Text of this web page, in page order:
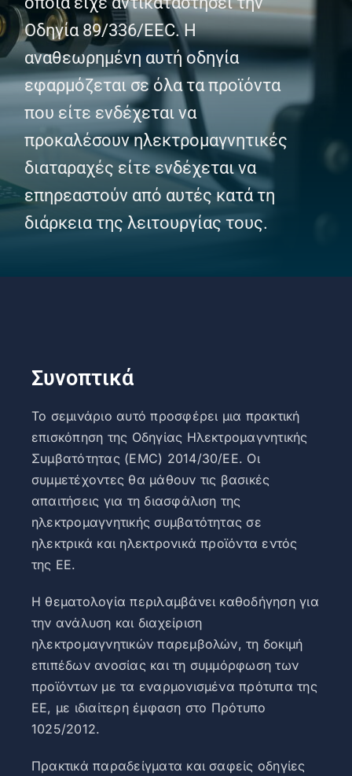
ΕΠΙΚΟΙΝΩΝΙΑ
GR
EN
Οδηγία 89/336/EEC. Η
αναθεωρημένη αυτή οδηγία
εφαρμόζεται σε όλα τα προϊόντα
που είτε ενδέχεται να
προκαλέσουν ηλεκτρομαγνητικές
διαταραχές είτε ενδέχεται να
επηρεαστούν από αυτές κατά τη
διάρκεια της λειτουργίας τους.
Συνοπτικά
Το σεμινάριο αυτό προσφέρει μια πρακτική
επισκόπηση της Οδηγίας Ηλεκτρομαγνητικής
Συμβατότητας (EMC) 2014/30/ΕΕ. Οι
συμμετέχοντες θα μάθουν τις βασικές
απαιτήσεις για τη διασφάλιση της
ηλεκτρομαγνητικής συμβατότητας σε
ηλεκτρικά και ηλεκτρονικά προϊόντα εντός
της ΕΕ.
Η θεματολογία περιλαμβάνει καθοδήγηση για
την ανάλυση και διαχείριση
ηλεκτρομαγνητικών παρεμβολών, τη δοκιμή
επιπέδων ανοσίας και τη συμμόρφωση των
προϊόντων με τα εναρμονισμένα πρότυπα της
ΕΕ, με ιδιαίτερη έμφαση στο Πρότυπο
1025/2012.
Πρακτικά παραδείγματα και σαφείς οδηγίες